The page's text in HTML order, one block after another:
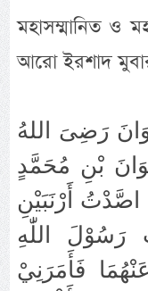
মহাসম্মানিত ও
আরো ইরশাদ
رَضِىَ اللهُ
بْنِ مُحَمَّدٍ
أَرْنَبَيْنِ
رَسُوْلَ اللّٰهِ
فَأَمَرَنِيْ